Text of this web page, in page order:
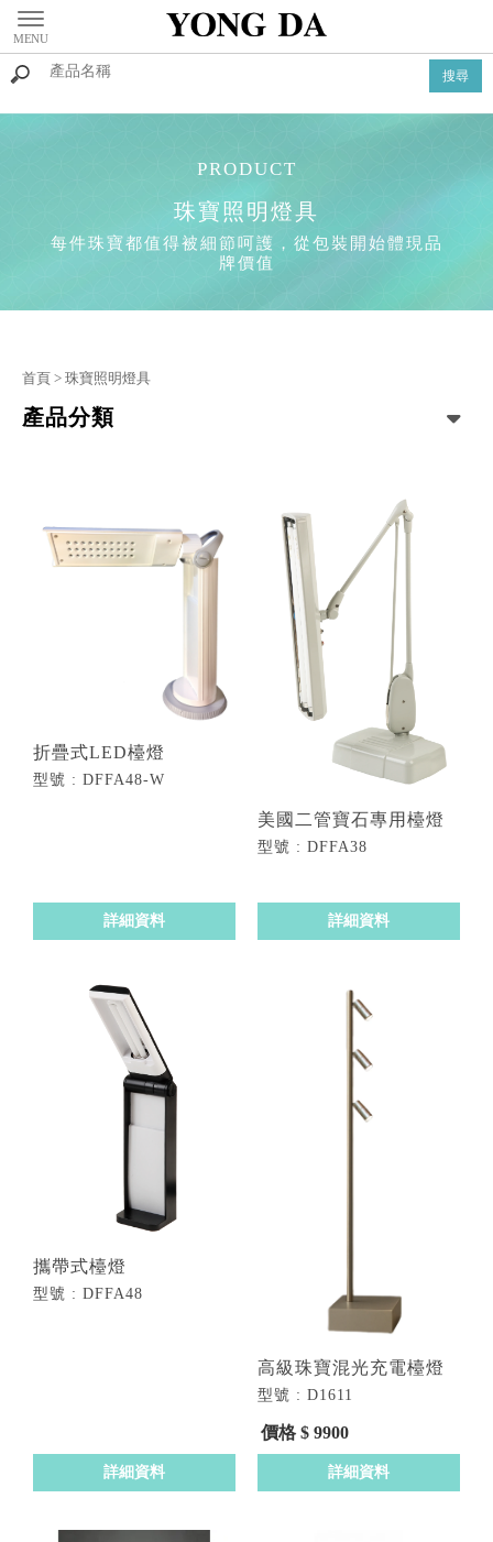
珠寶照明燈具
首頁 > 珠寶照明燈具
產品分類
折疊式LED檯燈
型號 : DFFA48-W
詳細資料
美國二管寶石專用檯燈
型號 : DFFA38
詳細資料
攜帶式檯燈
型號 : DFFA48
詳細資料
高級珠寶混光充電檯燈
型號 : D1611
價格 $ 9900
詳細資料